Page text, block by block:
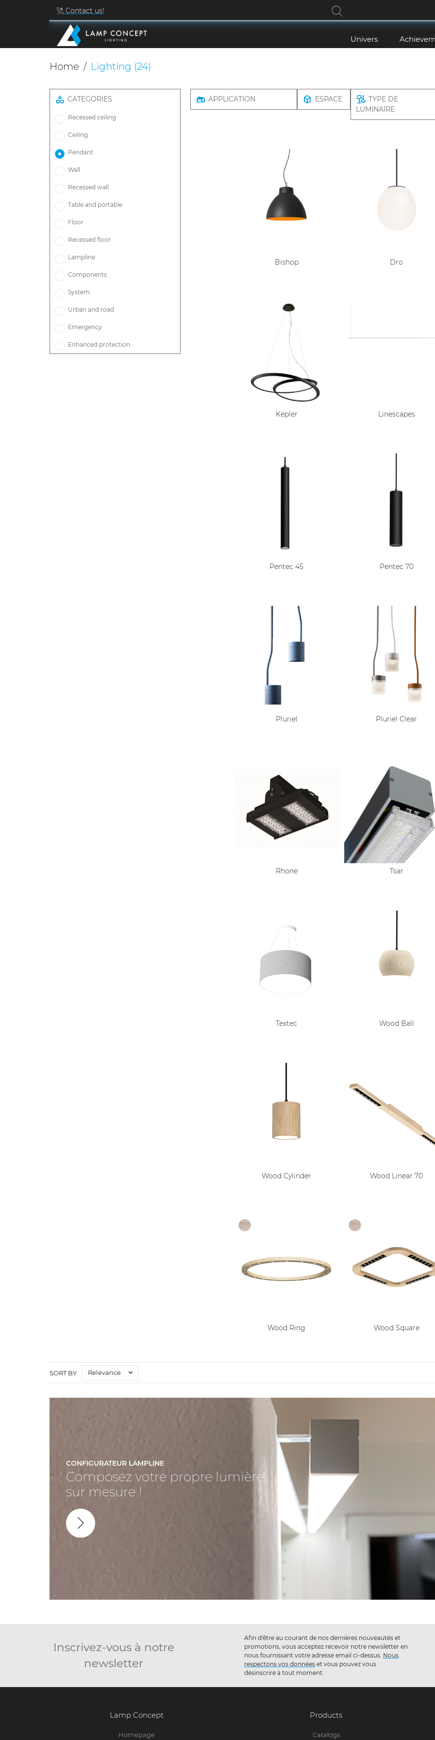
Contact us!
Univers
Home Lighting (24)
CATEGORIES
Recessed ceiling
Ceiling
Pendant
Wall
Recessed wall
Table and portable
Floor
Recessed floor
Lampline
Components
System
Urban and road
Emergency
Enhanced protection
APPLICATION ESPACE
TYPE DE
LUMINAIRE
Bishop Dro
Kepler Linescapes
Pentec 45 Pentec 70
Pluriel Pluriel Clear
Rhone Tsar
Textec Wood Ball
Wood Cylinder Wood Linear 70
Wood Ring Wood Square
SORT BY Relevance 
CONFIGURATEUR LAMPLINE
Composez votre propre lumière
sur mesure !
Inscrivez-vous à notre
newsletter
Afin d'être au courant de nos dernières nouveautés et
promotions, vous acceptez recevoir notre newsletter en
nous fournissant votre adresse email ci-dessus. Nous
respectons vos données et vous pouvez vous
désinscrire à tout moment.
Lamp Concept
Homepage
Products
Catalogs